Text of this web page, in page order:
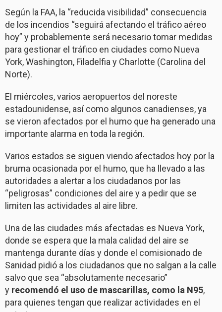
Según la FAA, la “reducida visibilidad” consecuencia
de los incendios “seguirá afectando el tráfico aéreo
hoy” y probablemente será necesario tomar medidas
para gestionar el tráfico en ciudades como Nueva
York, Washington, Filadelfia y Charlotte (Carolina del
Norte).
El miércoles, varios aeropuertos del noreste
estadounidense, así como algunos canadienses, ya
se vieron afectados por el humo que ha generado una
importante alarma en toda la región.
Varios estados se siguen viendo afectados hoy por la
bruma ocasionada por el humo, que ha llevado a las
autoridades a alertar a los ciudadanos por las
“peligrosas” condiciones del aire y a pedir que se
limiten las actividades al aire libre.
Una de las ciudades más afectadas es Nueva York,
donde se espera que la mala calidad del aire se
mantenga durante días y donde el comisionado de
Sanidad pidió a los ciudadanos que no salgan a la calle
salvo que sea “absolutamente necesario”
y recomendó el uso de mascarillas, como la N95,
para quienes tengan que realizar actividades en el